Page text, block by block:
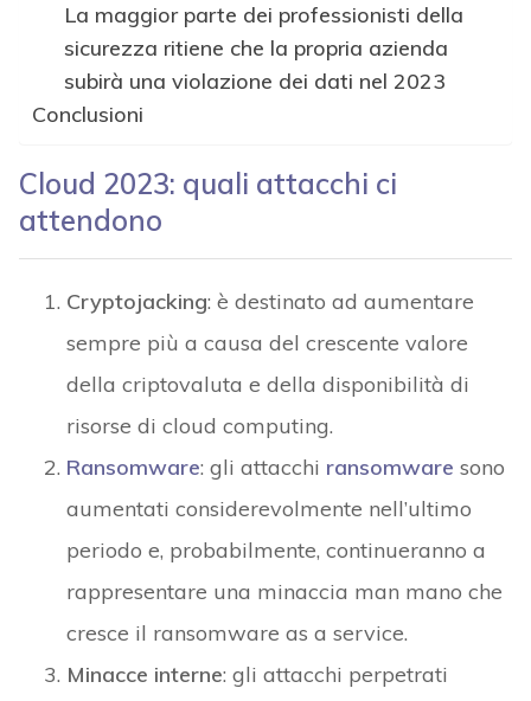
La maggior parte dei professionisti della
sicurezza ritiene che la propria azienda
subirà una violazione dei dati nel 2023
Conclusioni
Cloud 2023: quali attacchi ci
attendono
Cryptojacking: è destinato ad aumentare
sempre più a causa del crescente valore
della criptovaluta e della disponibilità di
risorse di cloud computing.
Ransomware: gli attacchi ransomware sono
aumentati considerevolmente nell’ultimo
periodo e, probabilmente, continueranno a
rappresentare una minaccia man mano che
cresce il ransomware as a service.
Minacce interne: gli attacchi perpetrati